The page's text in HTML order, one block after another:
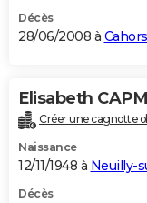
Décès
28/06/2008 à Cahors
Elisabeth
Créer une cagnotte
Naissance
12/11/1948 à Neuilly-
Décès